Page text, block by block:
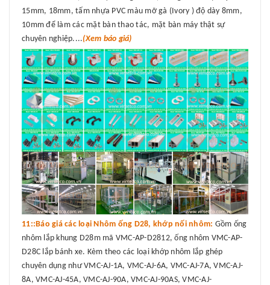
15mm, 18mm, tấm nhựa PVC màu mỡ gà (Ivory ) độ dày 8mm,
10mm để làm các mặt bàn thao tác, mặt bàn máy thật sự
chuyên nghiệp....(Xem báo giá)
11::Báo giá các loại Nhôm ống D28, khớp nối nhôm: Gồm ống
nhôm lắp khung D28m mã VMC-AP-D2812, ống nhôm VMC-AP-
D28C lắp bánh xe. Kèm theo các loại khớp nhôm lắp ghép
chuyên dụng như VMC-AJ-1A, VMC-AJ-6A, VMC-AJ-7A, VMC-AJ-
8A, VMC-AJ-45A, VMC-AJ-90A, VMC-AJ-90AS, VMC-AJ-